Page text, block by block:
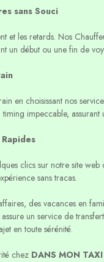
sans Souci
et les retards. Nos
un début ou une fin de
en choisissant nos
impeccable,
clics sur notre site
sans tracas.
des vacances en
un service de
en toute sérénité.
chez DANS MON TAXI